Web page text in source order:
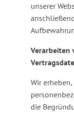
unserer
Verarbeiten
Wir
die